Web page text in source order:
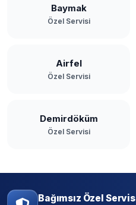
Baymak
Özel Servisi
Airfel
Özel Servisi
Demirdöküm
Özel Servisi
Bağımsız Özel Servis